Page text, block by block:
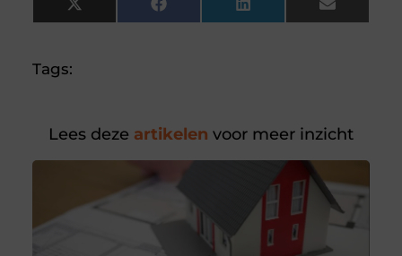
X
(Twitter)
Facebook LinkedIn Email
Tags:
Lees deze artikelen voor meer inzicht